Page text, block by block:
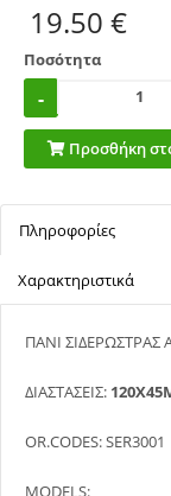
19.50 €
Ποσότητα
Προσθήκη
Πληροφορίες
Χαρακτηριστικά
ΠΑΝΙ ΣΙΔΕΡΩΣΤΡΑΣ
ΔΙΑΣΤΑΣΕΙΣ:
OR.CODES: SER3001
MODELS: